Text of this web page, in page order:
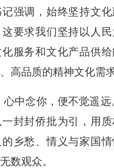
强调，始终坚持文化
要求我们坚持以人
服务和文化产品供
高品质的精神文化需求
心中念你，便不觉遥远
封封侨批为引，用
乡愁、情义与家国
数观众。